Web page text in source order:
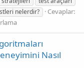
nelerdir?
Cevaplar:
Nasıl